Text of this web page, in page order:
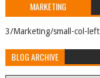
MARKETING
3/Marketing/small-col-left
BLOG ARCHIVE